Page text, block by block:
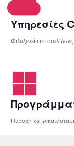
Υπηρεσίες
Φιλοξενεία
Παροχή και